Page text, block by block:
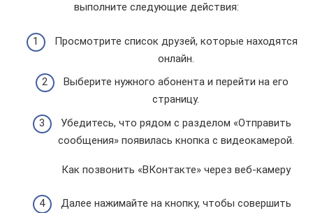
выполните следующие действия:
Просмотрите список друзей, которые находятся
онлайн.
Выберите нужного абонента и перейти на его
страницу.
Убедитесь, что рядом с разделом «Отправить
сообщения» появилась кнопка с видеокамерой.
Как позвонить «ВКонтакте» через веб-камеру
Далее нажимайте на кнопку, чтобы совершить